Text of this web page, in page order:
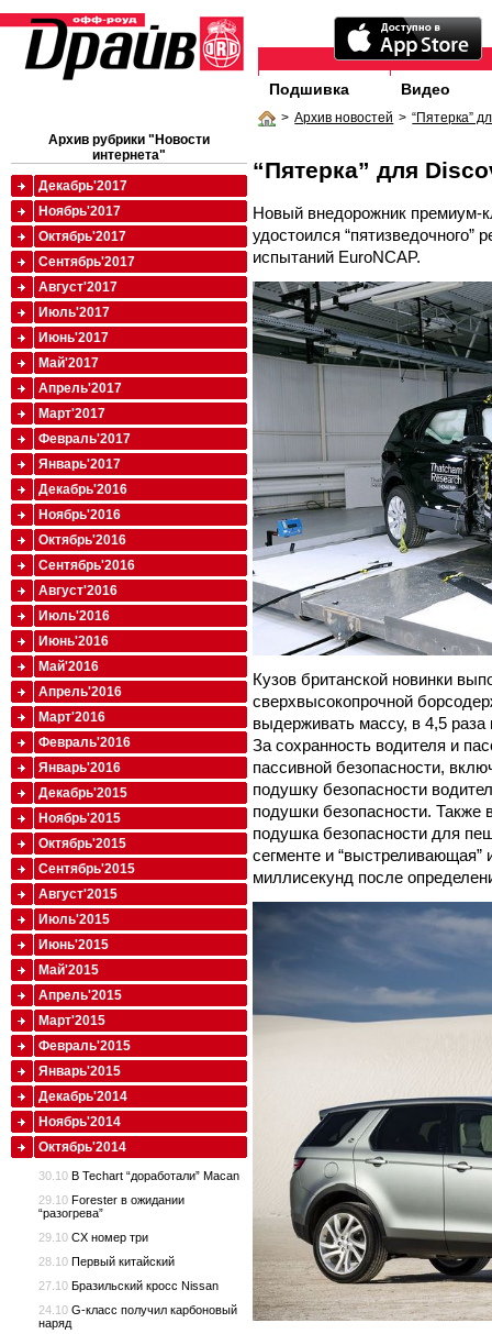
Подшивка Видео
> Архив новостей > “Пятерка”
“Пятерка” для
Новый внедорожник премиум-
удостоился “пятизведочного”
испытаний EuroNCAP.
Кузов британской новинки
сверхвысокопрочной
выдерживать массу, в 4,5
За сохранность водителя и
пассивной безопасности,
подушку безопасности
подушки безопасности. Также
подушка безопасности для
сегменте и “выстреливающая”
миллисекунд после
Архив рубрики "Новости
интернета"
Декабрь'2017
Ноябрь'2017
Октябрь'2017
Сентябрь'2017
Август'2017
Июль'2017
Июнь'2017
Май'2017
Апрель'2017
Март'2017
Февраль'2017
Январь'2017
Декабрь'2016
Ноябрь'2016
Октябрь'2016
Сентябрь'2016
Август'2016
Июль'2016
Июнь'2016
Май'2016
Апрель'2016
Март'2016
Февраль'2016
Январь'2016
Декабрь'2015
Ноябрь'2015
Октябрь'2015
Сентябрь'2015
Август'2015
Июль'2015
Июнь'2015
Май'2015
Апрель'2015
Март'2015
Февраль'2015
Январь'2015
Декабрь'2014
Ноябрь'2014
Октябрь'2014
30.10 В Techart “доработали” Macan
29.10 Forester в ожидании
“разогрева”
29.10 CX номер три
28.10 Первый китайский
27.10 Бразильский кросс Nissan
24.10 G-класс получил карбоновый
наряд